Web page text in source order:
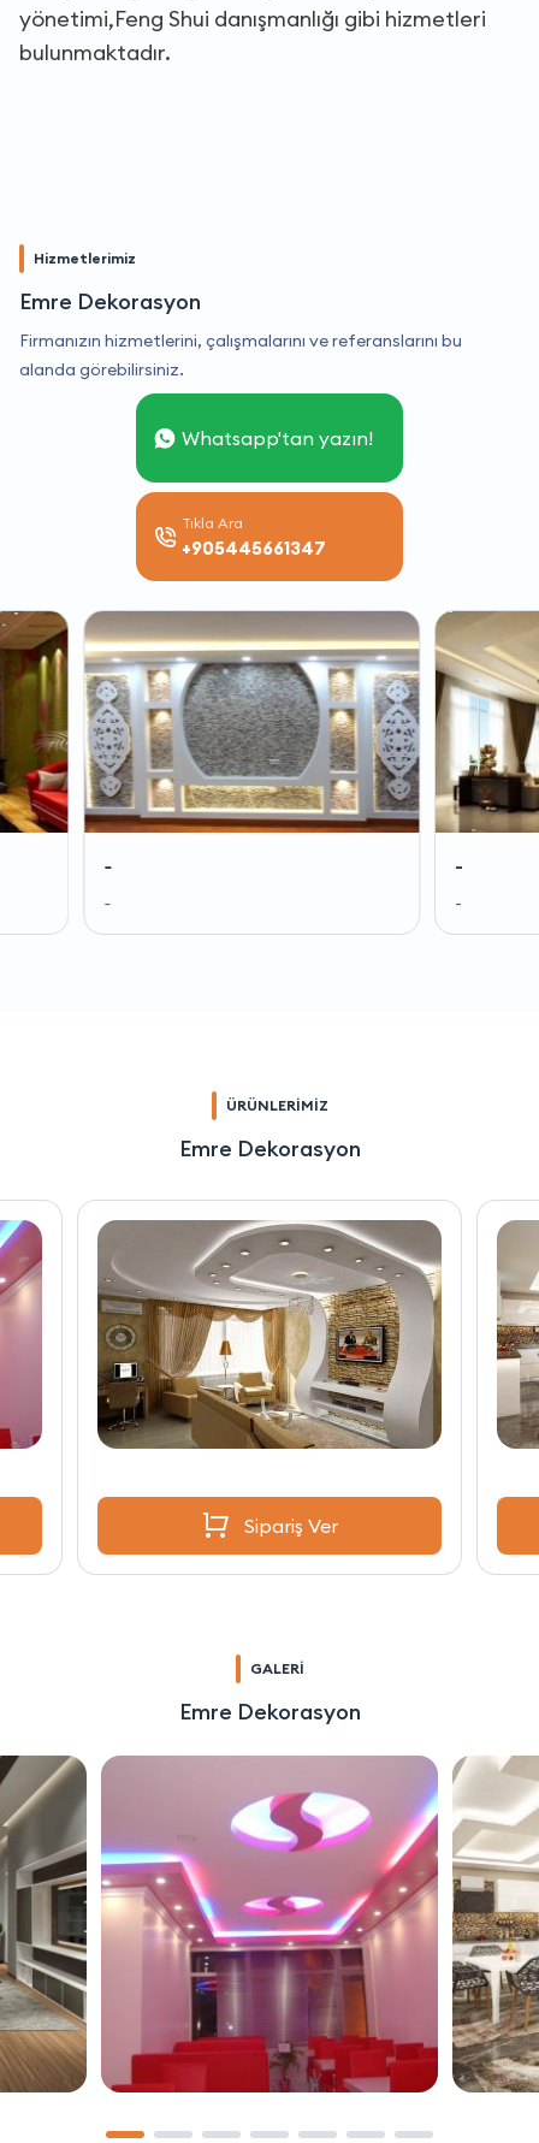
yönetimi,Feng Shui danışmanlığı gibi hizmetleri
bulunmaktadır.
Hizmetlerimiz
Emre Dekorasyon
Firmanızın hizmetlerini, çalışmalarını ve referanslarını bu
alanda görebilirsiniz.
Whatsapp'tan yazın!
Tıkla Ara
+905445661347
ÜRÜNLERİMİZ
Emre Dekorasyon
Sipariş Ver
GALERİ
Emre Dekorasyon